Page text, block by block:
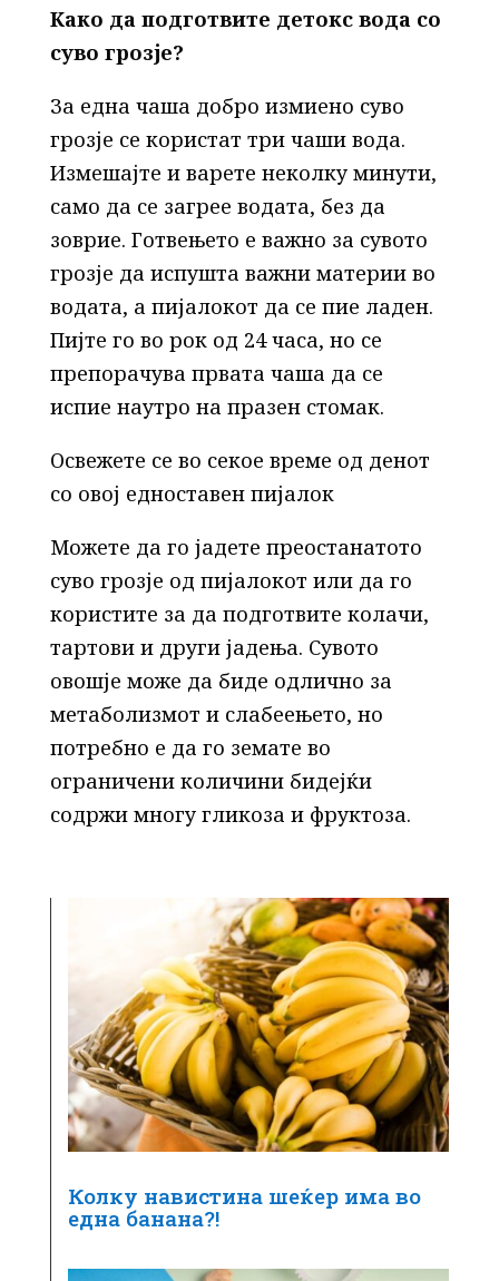
Како да подготвите детокс вода со
суво грозје?
За една чаша добро измиено суво
грозје се користат три чаши вода.
Измешајте и варете неколку минути,
само да се загрее водата, без да
зоврие. Готвењето е важно за сувото
грозје да испушта важни материи во
водата, а пијалокот да се пие ладен.
Пијте го во рок од 24 часа, но се
препорачува првата чаша да се
испие наутро на празен стомак.
Освежете се во секое време од денот
со овој едноставен пијалок
Можете да го јадете преостанатото
суво грозје од пијалокот или да го
користите за да подготвите колачи,
тартови и други јадења. Сувото
овошје може да биде одлично за
метаболизмот и слабеењето, но
потребно е да го земате во
ограничени количини бидејќи
содржи многу гликоза и фруктоза.
Колку навистина шеќер има во
една банана?!